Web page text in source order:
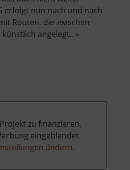
erfolgt nun nach und nach
Routen, die zwischen
angelegt.. »
zu finanzieren,
eingeblendet.
ändern.